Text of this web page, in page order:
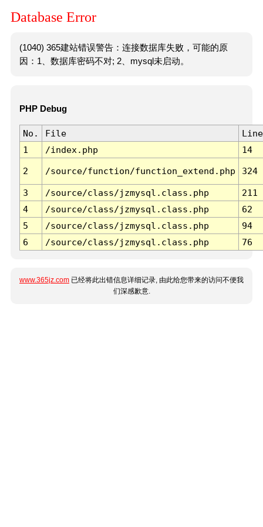
Database Error
(1040) 365建站错误警告：连接数据库失败，可能的原
因：1、数据库密码不对; 2、mysql未启动。
PHP Debug
No. File
Line
1
/index.php 14
2 /source/function/function_extend.php 324
3 /source/class/jzmysql.class.php
211
4
/source/class/jzmysql.class.php
62
5
/source/class/jzmysql.class.php
94
6
/source/class/jzmysql.class.php 76
www.365jz.com 已经将此出错信息详细记录, 由此给您带来的访问不便我
们深感歉意.